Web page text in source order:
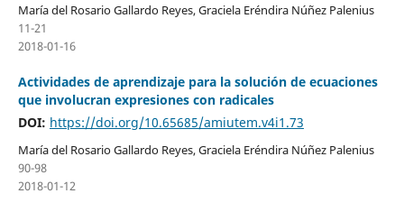
María del Rosario Gallardo Reyes, Graciela Eréndira Núñez Palenius
11-21
2018-01-16
Actividades de aprendizaje para la solución de ecuaciones
que involucran expresiones con radicales
DOI: https://doi.org/10.65685/amiutem.v4i1.73
María del Rosario Gallardo Reyes, Graciela Eréndira Núñez Palenius
90-98
2018-01-12